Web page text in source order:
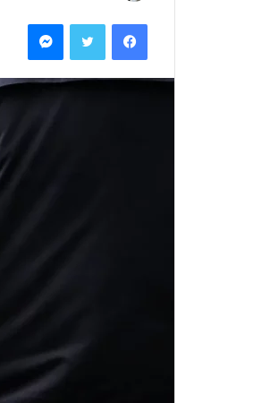
إلكترونيا
فيسبوكتويتر ماسنجر